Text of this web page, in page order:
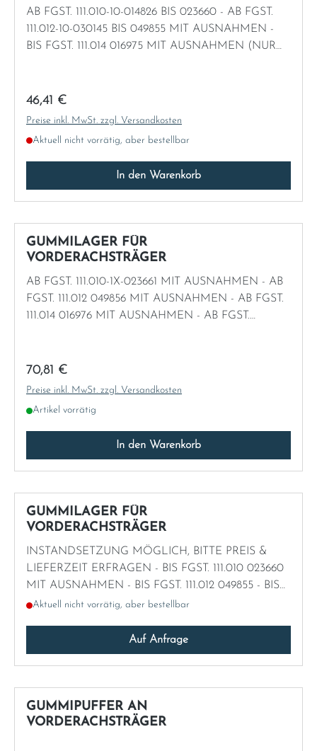
AB FGST. 111.010-10-014826 BIS 023660 - AB FGST.
111.012-10-030145 BIS 049855 MIT AUSNAHMEN -
BIS FGST. 111.014 016975 MIT AUSNAHMEN (NUR
Regulärer Preis:
46,41 €
Preise inkl. MwSt. zzgl. Versandkosten
Aktuell nicht vorrätig, aber bestellbar
In den Warenkorb
GUMMILAGER FÜR
VORDERACHSTRÄGER
AB FGST. 111.010-1X-023661 MIT AUSNAHMEN - AB
FGST. 111.012 049856 MIT AUSNAHMEN - AB FGST.
111.014 016976 MIT AUSNAHMEN - AB FGST.
Regulärer Preis:
70,81 €
Preise inkl. MwSt. zzgl. Versandkosten
Artikel vorrätig
In den Warenkorb
GUMMILAGER FÜR
VORDERACHSTRÄGER
INSTANDSETZUNG MÖGLICH, BITTE PREIS &
LIEFERZEIT ERFRAGEN - BIS FGST. 111.010 023660
MIT AUSNAHMEN - BIS FGST. 111.012 049855 - BIS
FGST. 111.014 016975 MIT AUSNAHMEN - BIS FGST.
Aktuell nicht vorrätig, aber bestellbar
Auf Anfrage
GUMMIPUFFER AN
VORDERACHSTRÄGER